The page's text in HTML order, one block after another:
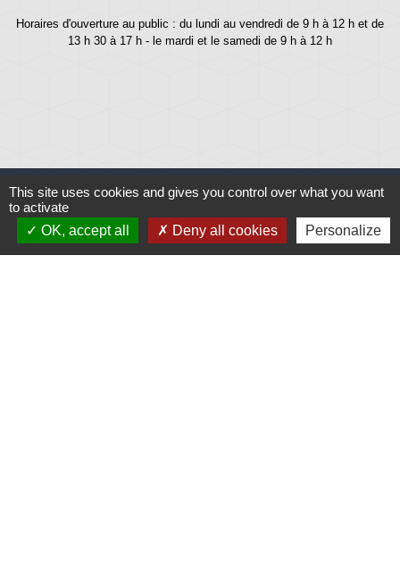
Horaires d'ouverture au public : du lundi au vendredi de 9 h à 12 h et de
13 h 30 à 17 h - le mardi et le samedi de 9 h à 12 h
Liens
This site uses cookies and gives you control over what you want
to activate
OK, accept all
Deny all cookies Personalize